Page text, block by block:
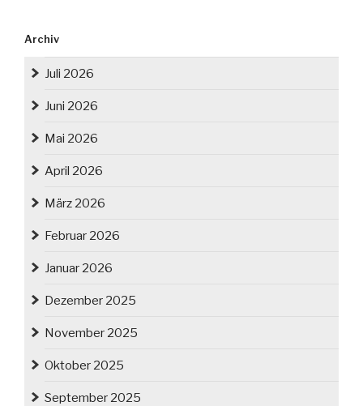
Archiv
Juli 2026
Juni 2026
Mai 2026
April 2026
März 2026
Februar 2026
Januar 2026
Dezember 2025
November 2025
Oktober 2025
September 2025